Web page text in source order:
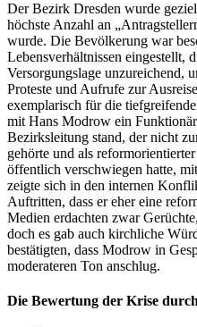
Der Bezirk Dresden wurde
höchste Anzahl an
wurde. Die Bevölkerung war
Lebensverhältnissen eingestellt,
Versorgungslage unzureichend,
Proteste und Aufrufe zur
exemplarisch für die
mit Hans Modrow ein
Bezirksleitung stand, der nicht
gehörte und als
öffentlich verschwiegen hatte,
zeigte sich in den internen
Auftritten, dass er eher eine
Medien erdachten zwar
doch es gab auch kirchliche
bestätigten, dass Modrow in
moderateren Ton anschlug.
Die Bewertung der Krise